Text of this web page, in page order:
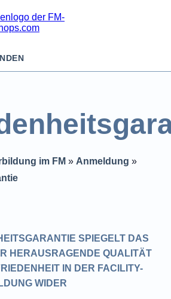
im FM » Anmeldung »
SPIEGELT DAS
HERAUSRAGENDE QUALITÄT
IN DER FACILITY-
WIDER